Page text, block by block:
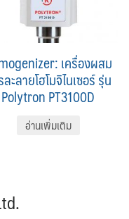
เครื่องผสม
ะลายโฮโมจิไนเซอร์ รุ่น
Polytron PT3100D
อ่านเพิ่มเติม